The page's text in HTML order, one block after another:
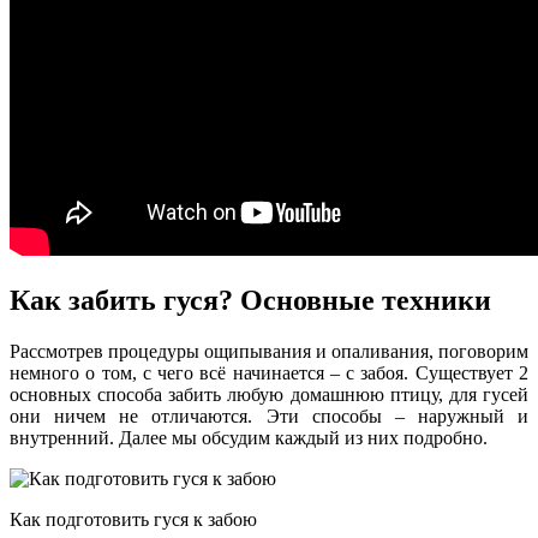
Как забить гуся? Основные техники
Рассмотрев процедуры ощипывания и опаливания, поговорим
немного о том, с чего всё начинается – с забоя. Существует 2
основных способа забить любую домашнюю птицу, для гусей
они ничем не отличаются. Эти способы – наружный и
внутренний. Далее мы обсудим каждый из них подробно.
Как подготовить гуся к забою